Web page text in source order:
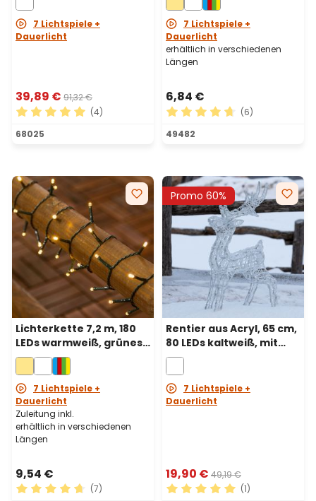
7 Lichtspiele +
Dauerlicht
39,89 € 91,32 €
Durchschnittliche Bewertung von 5 von 5 Sternen
(4)
68025
batteriebetrieben
7 Lichtspiele +
Dauerlicht
erhältlich in verschiedenen
Längen
6,84 €
Durchschnittliche
(6)
49482
Lichterkette 7,2 m, 180
LEDs warmweiß, grünes
Kabel,
batteriebetrieben
7 Lichtspiele +
Dauerlicht
Zuleitung inkl.
erhältlich in verschiedenen
Längen
9,54 €
(7)
Promo 60%
Rentier aus Acryl, 65 cm,
80 LEDs kaltweiß, mit
Timer,
batteriebetrieben
7 Lichtspiele +
Dauerlicht
19,90 € 49,19 €
(1)